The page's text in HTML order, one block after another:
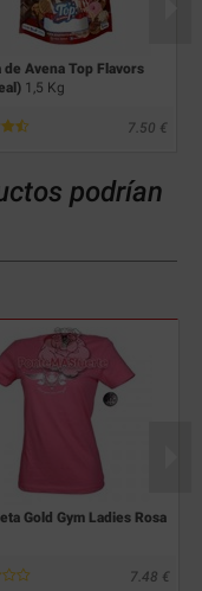
de Avena Top Flavors
1,5 Kg
7.50
podrían
Gold Gym Ladies Rosa
7.48